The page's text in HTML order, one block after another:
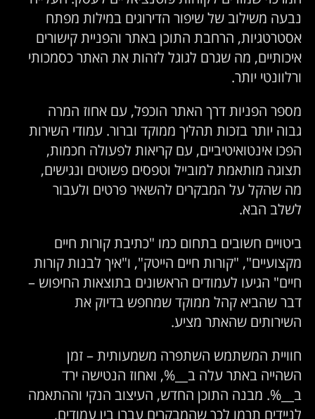
נבעה משילוב של שיפור הדירוגים במילות מפתח
אסטרטגיות, הרחבת התוכן באתר והפניית קישורים
איכותיים, מה שגרם לגוגל לזהות את האתר כסמכותי
ורלוונטי יותר.
מספר הפניות דרך האתר הוכפל, עם אחוז המרה
גבוה יותר בזכות תהליך ממוקד וברור. עמודי השירות
הפכו אינטואיטיביים, עם קריאות לפעולה חכמות,
תצוגה מותאמת למובייל וטפסים פשוטים ונגישים,
מה שהקל על המבקרים להשאיר פרטים ולעבור
לשלב הבא.
ביטויים חשובים בתחום כמו "כתיבת קורות חיים
מקצועיים", "קורות חיים הייטק", ו"איך לבנות קורות
חיים" הגיעו לעמודים הראשונים בתוצאות החיפוש –
דבר שהביא קהל ממוקד שמחפש בדיוק את
השירותים שהאתר מציע.
חוויית המשתמש השתפרה משמעותית – זמן
השהייה באתר עלה ב__%, ואחוז הנטישה ירד
ב__%. מבנה התוכן החדש, העיצוב הנקי וההתאמה
לניידים תרמו לכך שהמבקרים עברו בין עמודים,